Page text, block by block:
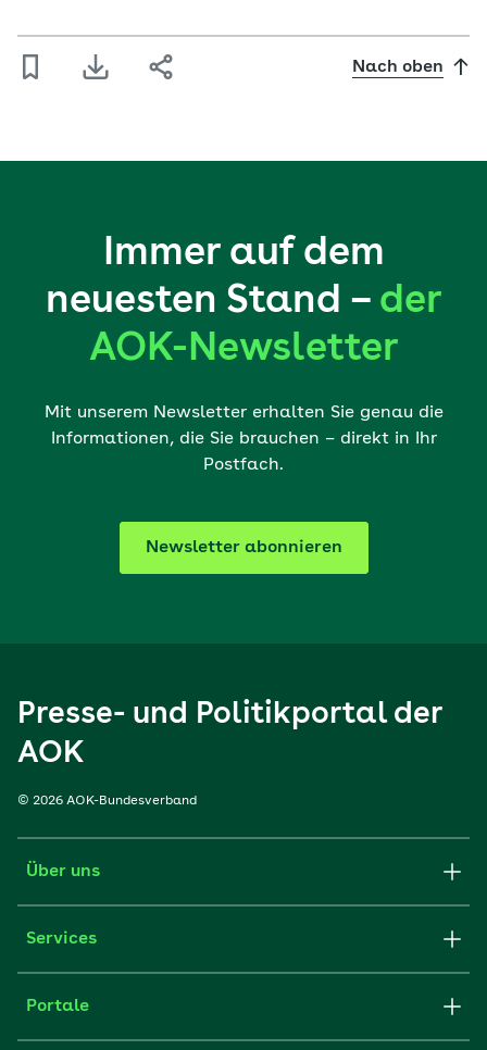
Nach oben
Immer auf dem
neuesten Stand – der
AOK-Newsletter
Mit unserem Newsletter erhalten Sie genau die
Informationen, die Sie brauchen – direkt in Ihr
Postfach.
Newsletter abonnieren
Presse- und Politikportal der
AOK
© 2026 AOK-Bundesverband
Über uns
Services
Portale